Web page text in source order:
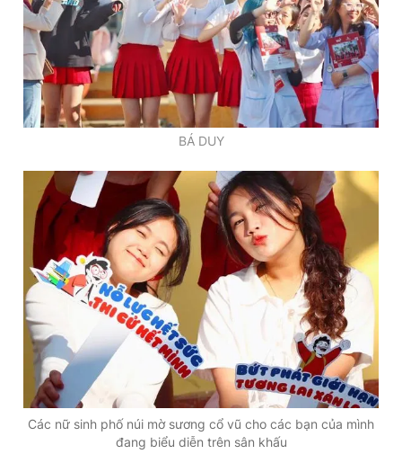
BÁ DUY
Các nữ sinh phố núi mờ sương cổ vũ cho các bạn của mình
đang biểu diễn trên sân khấu